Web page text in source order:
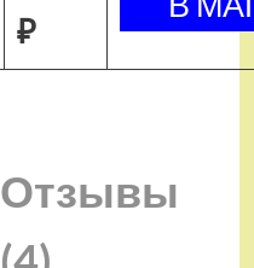
₽
Отзывы